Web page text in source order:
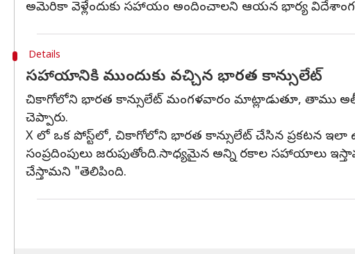
అమెరికా వెళ్లేందుకు సహాయం అందించాలని ఆయన భార్య విదేశాంగ
Details
సహాయానికి ముందుకు వచ్చిన భారత కాన్సులేట్
చికాగోలోని భారత కాన్సులేట్ మంగళవారం మాట్లాడుతూ,
చెప్పారు.
X లో ఒక పోస్ట్‌లో, చికాగోలోని భారత కాన్సులేట్ చేసిన ప్రకటన
సంప్రదింపులు జరుపుతోంది.సాధ్యమైన అన్ని రకాల సహాయాలు
చేస్తామని "తెలిపింది.